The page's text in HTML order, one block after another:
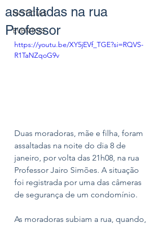
NOTÍCIAS
EVENTOS
assaltadas na rua
Professor
https://youtu.be/XY5jEVf_TGE?si=RQVS-
R1TaNZqoG9v
Duas moradoras, mãe e filha, foram
assaltadas na noite do dia 8 de
janeiro, por volta das 21h08, na rua
Professor Jairo Simões. A situação
foi registrada por uma das câmeras
de segurança de um condomínio.
As moradoras subiam a rua, quando,